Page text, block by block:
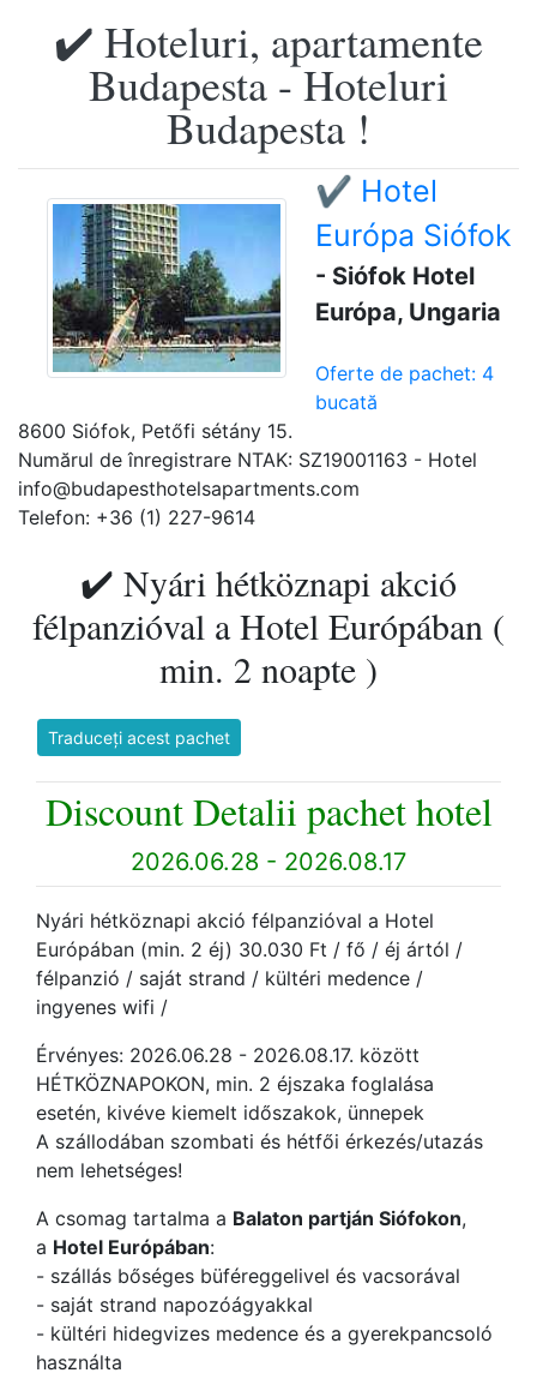
✔️ Hoteluri, apartamente
Budapesta - Hoteluri
Budapesta !
✔️ Hotel
Európa Siófok
- Siófok Hotel
Európa, Ungaria
Oferte de pachet: 4
bucată
8600 Siófok, Petőfi sétány 15.
Numărul de înregistrare NTAK: SZ19001163 - Hotel
info@budapesthotelsapartments.com
Telefon: +36 (1) 227-9614
✔️ Nyári hétköznapi akció
félpanzióval a Hotel Európában (
min. 2 noapte )
Traduceți acest pachet
Discount Detalii pachet hotel
2026.06.28 - 2026.08.17
Nyári hétköznapi akció félpanzióval a Hotel
Európában (min. 2 éj) 30.030 Ft / fő / éj ártól /
félpanzió / saját strand / kültéri medence /
ingyenes wifi /
Érvényes: 2026.06.28 - 2026.08.17. között
HÉTKÖZNAPOKON, min. 2 éjszaka foglalása
esetén, kivéve kiemelt időszakok, ünnepek
A szállodában szombati és hétfői érkezés/utazás
nem lehetséges!
A csomag tartalma a Balaton partján Siófokon,
a Hotel Európában:
- szállás bőséges büféreggelivel és vacsorával
- saját strand napozóágyakkal
- kültéri hidegvizes medence és a gyerekpancsoló
használta